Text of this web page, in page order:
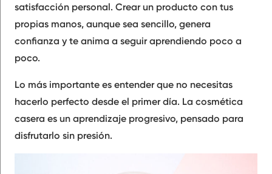
satisfacción personal. Crear un producto con tus
propias manos, aunque sea sencillo, genera
confianza y te anima a seguir aprendiendo poco a
poco.
Lo más importante es entender que no necesitas
hacerlo perfecto desde el primer día. La cosmética
casera es un aprendizaje progresivo, pensado para
disfrutarlo sin presión.